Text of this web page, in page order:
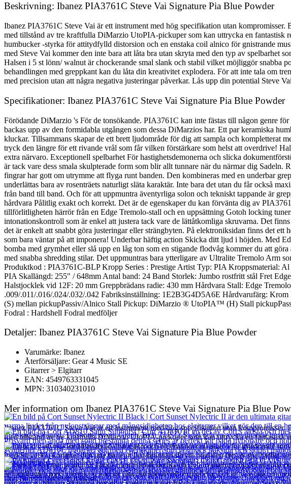
Beskrivning: Ibanez PIA3761C Steve Vai Signature Pia Blue Powder
Ibanez PIA3761C Steve Vai är ett instrument med hög specifikation utan
med tillstånd av tre kraftfulla DiMarzio UtoPIA-pickuper som kan uttrycka en
humbucker -styrka för attitydfylld distorsion och en enstaka coil alnico för gnistrande
med Steve Vai kommer den inte bara att låta bra utan skryta med den typ av spelbarhet
Halsen i 5 st lönn/ walnut är chockerande smal slank och stabil vilket möjliggör snabba
behandlingen med greppkant kan du låta din kreativitet explodera. För att inte tala om
med precision utan att några negativa justeringar påverkar. Lås upp din potential Steve
Specifikationer: Ibanez PIA3761C Steve Vai Signature Pia Blue Powder
Förödande DiMarzio 's För de tonsökande. PIA3761C kan inte fästas till någon genre
backas upp av den formidabla utgången som dessa DiMarzios har. Ett par keramiska
kluckar. Tillsammans skapar de ett brett ljudområde för dig att sampla och kompletterat
tryck den längre för ett rivande vrål som får vilken förstärkare som helst att overdrive!
extra närvaro. Exceptionell spelbarhet För hastighetsdemonerna och slicka
är tack vare dess smala skulpterade form som blir allt tunnare när du närmar dig
fingrar har gott om utrymme att flyga runt banden. Den kombineras med en underbar
underlättas bara av rosenträets naturligt släta karaktär. Inte bara det utan du får också
från band till band. Och för att uppmuntra äventyrliga solon och tekniskt tappande är
hårdvara Pålitlig exakt och korrekt. Det är de egenskaper du kan förvänta dig av
tillförlitligheten härrör från en Edge Tremolo-stall och en uppsättning Gotoh locking
intonationskontroll som är enkel att justera tack vare de lättåtkomliga skruvarna. Det
det är enkelt att snabbt göra justeringar eller strängbyten. På elektroniksidan finns det
som bara väntar på att imponera! Underbar häftig action Skicka ditt ljud i höjden. Med
bomba med grymhet eller slå upp en låg ton som en stigande flodvåg kommer du att
med snabba shredding stilar. Det uppmuntras bara ytterligare av Ultralite Tremolo Arm
Produktkod : PIA3761C-BLP Kropp Series : Prestige Artist Typ: PIA Kroppsmaterial:
PIA Skallängd: 255″ / 648mm Antal band: 24 Band Storlek: Jumbo rostfritt stål Fret
Halstjocklek vid 12F: 20 mm Greppbrädans radie: 430 mm Hårdvara Stall: Edge
.009/.011/.016/.024/.032/.042 Fabriksinställning: 1E2B3G4D5A6E Hårdvarufärg:
(S) mellan pickupPassiv/Alnico Stall Pickup: DiMarzio ® UtoPIA™ (H) Stall
Fodral : Hardshell Fodral medföljer
Detaljer: Ibanez PIA3761C Steve Vai Signature Pia Blue Powder
Varumärke: Ibanez
Återförsäljare: Gear 4 Music SE
Gitarrer > Elgitarr
EAN: 4549763331045
MPN: 310340231010
Mer information om Ibanez PIA3761C Steve Vai Signature Pia Blue
Ibanez PIA3761C Steve Vai är ett instrument med hög specifikation utan
med tillstånd av tre kraftfulla DiMarzio UtoPIA-pickuper som kan uttrycka en
humbucker -styrka för attitydfylld distorsion och en enstaka coil alnico för gnistrande
med Steve Vai kommer den inte bara att låta bra utan skryta med den typ av spelbarhet
Halsen i 5 st lönn/ walnut är chockerande smal slank och stabil vilket möjliggör snabba
behandlingen med greppkant kan du låta din kreativitet explodera. För att inte tala om
Cort Sunset Nylectric II Black